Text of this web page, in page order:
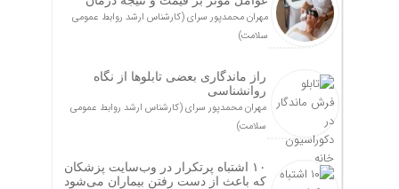
مهران محمدپور سرای (کارشناس ارشد روابط عمومی
سلامت)
راز ماندگاری بعضی تابلوها از نگاه
روانشناسی
مهران محمدپور سرای (کارشناس ارشد روابط عمومی
سلامت)
۱۰ اشتباه پرتکرار در وب‌سایت پزشکان
که باعث از دست رفتن بیماران می‌شود